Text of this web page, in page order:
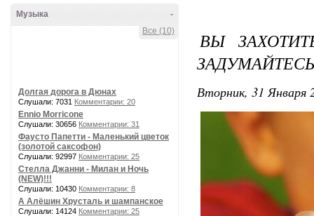
-
Музыка
Все (10)
Долгая дорога в Дюнах
Слушали: 7031 Комментарии: 20
Ennio Morricone
Слушали: 30656 Комментарии: 31
Фаусто Папетти - Маленький цветок
(золотой саксофон)
Слушали: 92997 Комментарии: 25
Стелла Джанни - Милан и Ночь
(NEW)!!!
Слушали: 10430 Комментарии: 8
А Алёшин Хрусталь и шампанское
Слушали: 14124 Комментарии: 25
ВЫ
Вторник, 31 Января